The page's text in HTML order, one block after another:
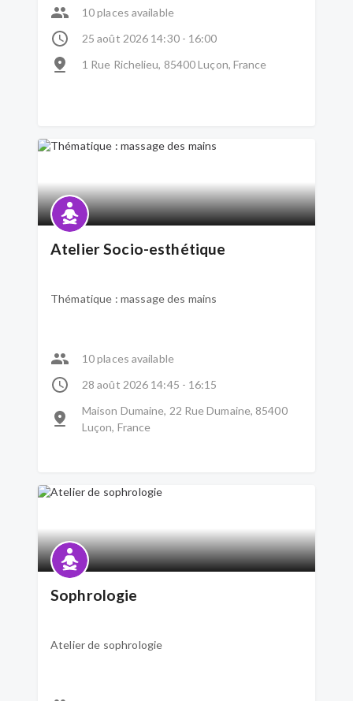
10 places available
25 août 2026 14:30 - 16:00
1 Rue Richelieu, 85400 Luçon, France
Atelier Socio-esthétique
Thématique : massage des mains
10 places available
28 août 2026 14:45 - 16:15
Maison Dumaine, 22 Rue Dumaine, 85400
Luçon, France
Sophrologie
Atelier de sophrologie